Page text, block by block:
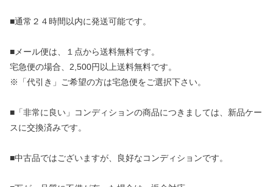
■通常２４時間以内に発送可能です。
■メール便は、１点から送料無料です。
宅急便の場合、2,500円以上送料無料です。
※「代引き」ご希望の方は宅急便をご選択下さい。
■「非常に良い」コンディションの商品につきましては、新品ケー
スに交換済みです。
■中古品ではございますが、良好なコンディションです。